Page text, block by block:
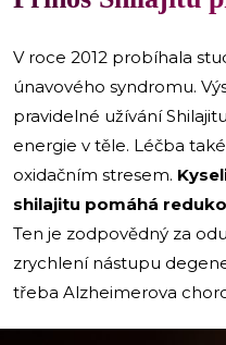
V roce 2012 probíhala
únavového syndromu.
pravidelné užívání
energie v těle. Léčba
oxidačním stresem.
shilajitu pomáhá
Ten je zodpovědný za
zrychlení nástupu
třeba Alzheimerova